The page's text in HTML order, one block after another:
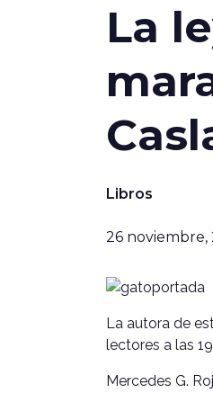
La
Libros
26 noviembre,
La autora de
lectores a las
Mercedes G.